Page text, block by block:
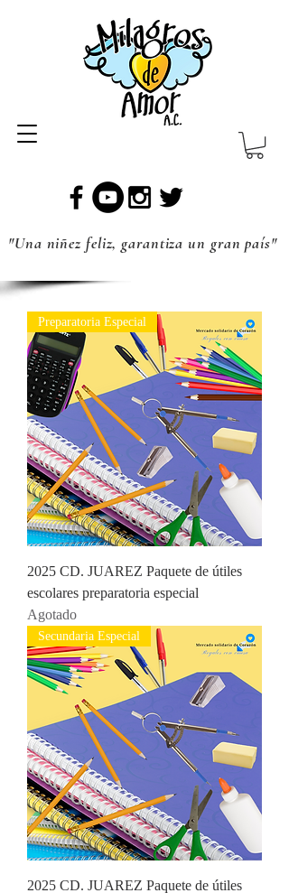
"Una niñez feliz, garantiza un gran país"
Preparatoria Especial
2025 CD. JUAREZ Paquete de útiles
escolares preparatoria especial
Agotado
Secundaria Especial
2025 CD. JUAREZ Paquete de útiles